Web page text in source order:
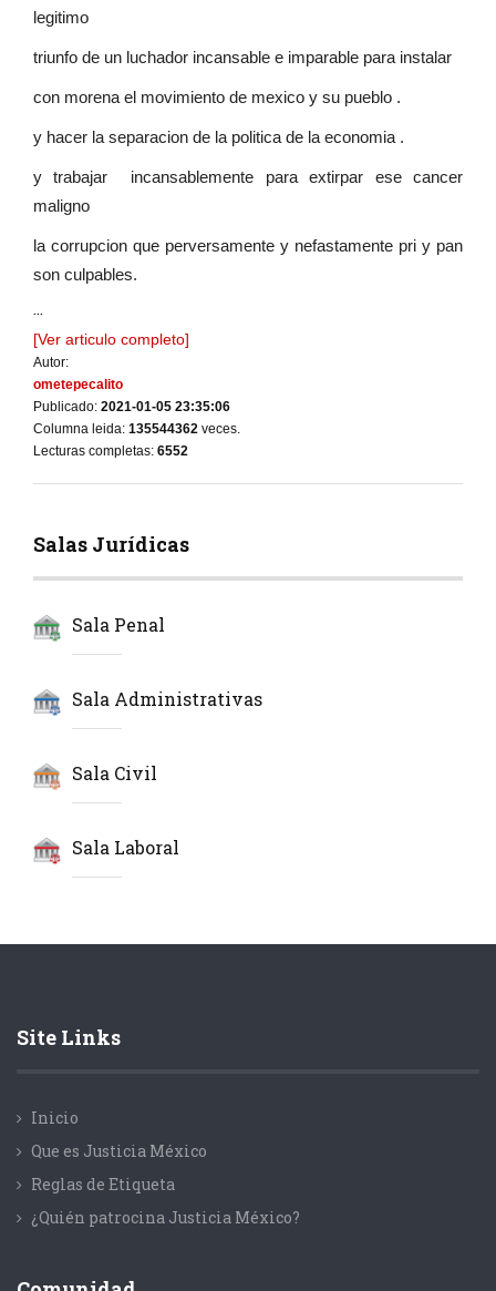
legitimo
triunfo de un luchador incansable e imparable para instalar
con morena el movimiento de mexico y su pueblo .
y hacer la separacion de la politica de la economia .
y trabajar incansablemente para extirpar ese cancer
maligno
la corrupcion que perversamente y nefastamente pri y pan
son culpables.
...
[Ver articulo completo]
Autor:
ometepecalito
Publicado: 2021-01-05 23:35:06
Columna leida: 135544362 veces.
Lecturas completas: 6552
Salas Jurídicas
Sala Penal
Sala Administrativas
Sala Civil
Sala Laboral
Site Links
Inicio
Que es Justicia México
Reglas de Etiqueta
¿Quién patrocina Justicia México?